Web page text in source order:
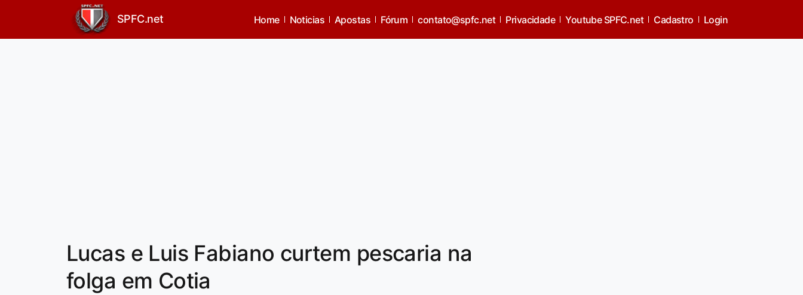
SPFC.net Home Noticias Apostas Fórum contato@spfc.net Privacidade Youtube SPFC.net Cadastro Login
Lucas e Luis Fabiano curtem pescaria na
folga em Cotia